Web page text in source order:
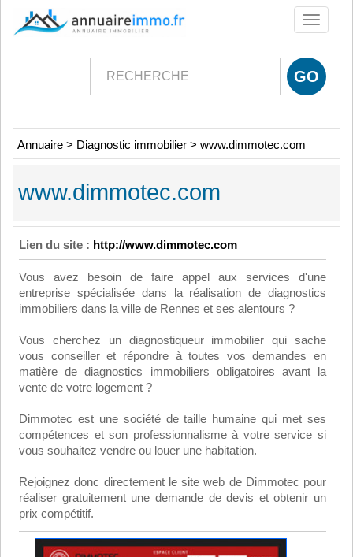
Toggle
Annuaire > Diagnostic immobilier > www.dimmotec.com
www.dimmotec.com
Lien du site : http://www.dimmotec.com
Vous avez besoin de faire appel aux services d'une
entreprise spécialisée dans la réalisation de diagnostics
immobiliers dans la ville de Rennes et ses alentours ?
Vous cherchez un diagnostiqueur immobilier qui sache
vous conseiller et répondre à toutes vos demandes en
matière de diagnostics immobiliers obligatoires avant la
vente de votre logement ?
Dimmotec est une société de taille humaine qui met ses
compétences et son professionnalisme à votre service si
vous souhaitez vendre ou louer une habitation.
Rejoignez donc directement le site web de Dimmotec pour
réaliser gratuitement une demande de devis et obtenir un
prix compétitif.